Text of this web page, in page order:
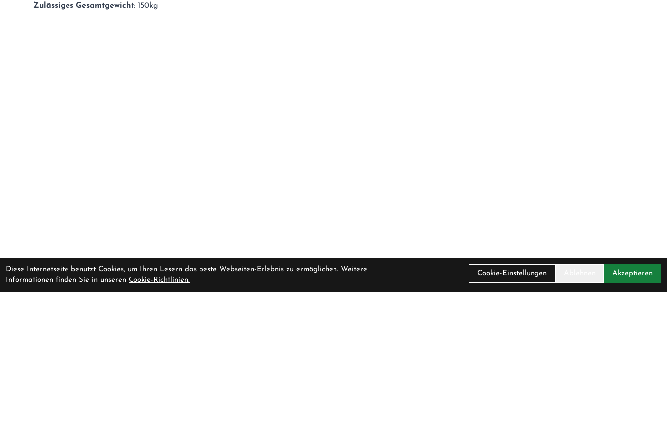
Zulässiges Gesamtgewicht: 150kg
Diese Internetseite benutzt Cookies, um Ihren Lesern das beste Webseiten-Erlebnis zu ermöglichen. Weitere
Informationen finden Sie in unseren Cookie-Richtlinien.
Cookie-Einstellungen Akzeptieren